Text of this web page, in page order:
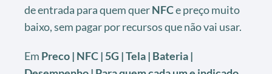
de entrada para quem querNFCe preço muito
baixo, sem pagar por recursos que não vai usar.
Em Preco | NFC | 5G | Tela | Bateria |